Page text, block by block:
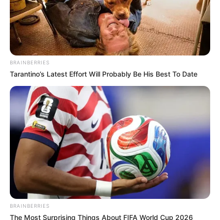
Погода
Ужгород
влажность:
ветер:
Погода на 10 дней от sinoptik.ua
Новини
У Ясінянській громаді відкрили черговий простір
психологічної підтримки (фото)
BRAINBERRIES
Tarantino’s Latest Effort Will Probably Be His Best To Date
BRAINBERRIES
The Most Surprising Things About FIFA World Cup 2026